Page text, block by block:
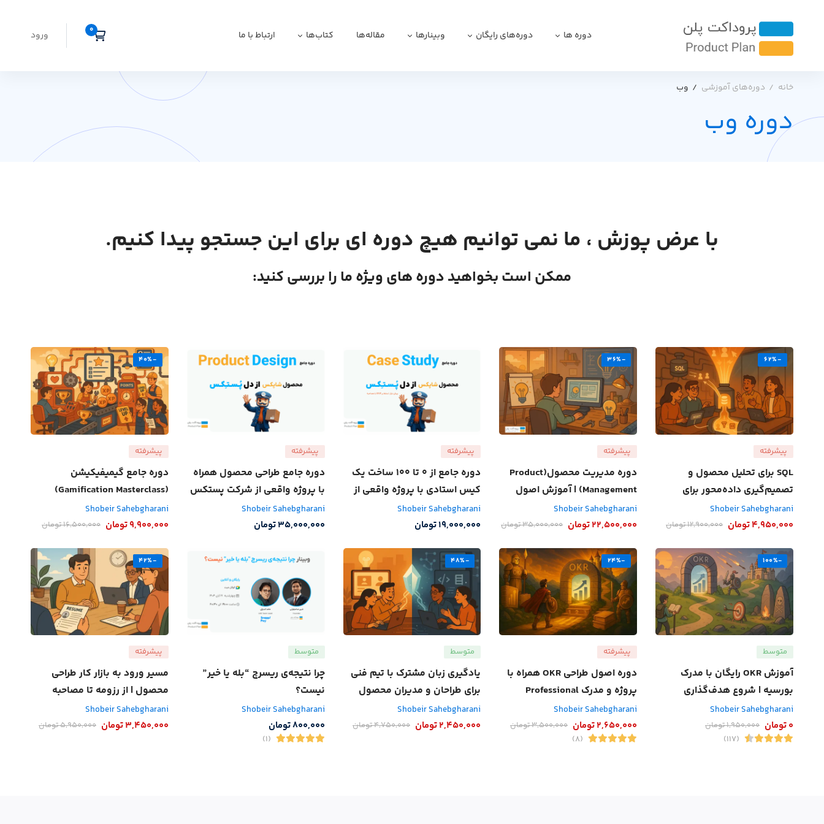
دوره ها دوره‌های رایگان وبینارها مقاله‌ها کتاب‌ها ارتباط با ما ورود
خانه دوره‌های آموزشی وب
دوره وب
با عرض پوزش ، ما نمی توانیم هیچ دوره ای برای این جستجو پیدا کنیم.
ممکن است بخواهید دوره های ویژه ما را بررسی کنید:
-62%
پیشرفته
SQL برای تحلیل محصول و
تصمیم‌گیری داده‌محور برای
طراحان و مدیران محصول
Shobeir Sahebgharani
4,950,000تومان 12,900,000تومان
-36%
پیشرفته
دوره مدیریت محصول(Product
Management) | آموزش اصول
توسعه فیچر برای بازار ایران
Shobeir Sahebgharani
22,500,000تومان 35,000,000تومان
پیشرفته
دوره جامع از 0 تا 100 ساخت یک
کیس استادی با پروژه واقعی از
شرکت پستکس
Shobeir Sahebgharani
19,000,000تومان
پیشرفته
دوره جامع طراحی محصول همراه
با پروژه واقعی از شرکت پستکس
Shobeir Sahebgharani
35,000,000تومان
-40%
پیشرفته
دوره جامع گیمیفیکیشن
(Gamification Masterclass)
Shobeir Sahebgharani
9,900,000تومان 16,500,000تومان
-100%
متوسط
آموزش OKR رایگان با مدرک
بورسیه | شروع هدف‌گذاری
نتیجه‌محور
Shobeir Sahebgharani
0تومان 1,950,000تومان
(117)
-24%
پیشرفته
دوره اصول طراحی OKR همراه با
پروژه و مدرک Professional
Shobeir Sahebgharani
2,650,000تومان 3,500,000تومان
(8)
-48%
متوسط
یادگیری زبان مشترک با تیم فنی
برای طراحان و مدیران محصول
Shobeir Sahebgharani
2,450,000تومان 4,750,000تومان
متوسط
چرا نتیجه‌ی ریسرچ “بله یا خیر”
نیست؟
Shobeir Sahebgharani
800,000تومان
(1)
-42%
پیشرفته
مسیر ورود به بازار کار طراحی
محصول | از رزومه تا مصاحبه
نهایی + AI
Shobeir Sahebgharani
3,450,000تومان 5,950,000تومان